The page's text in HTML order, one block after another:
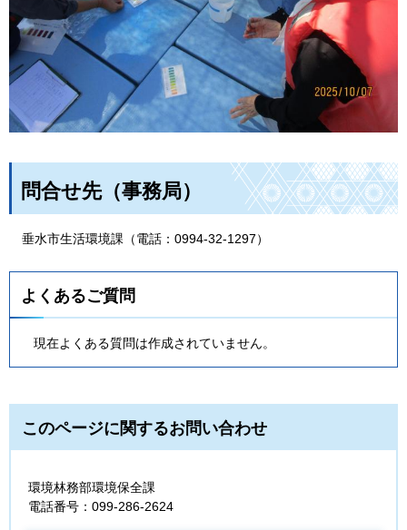
問合せ先（事務局）
垂水市生活環境課（電話：0994-32-1297）
よくあるご質問
現在よくある質問は作成されていません。
このページに関するお問い合わせ
環境林務部環境保全課
電話番号：099-286-2624